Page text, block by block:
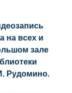
на всех и
зале
Рудомино.